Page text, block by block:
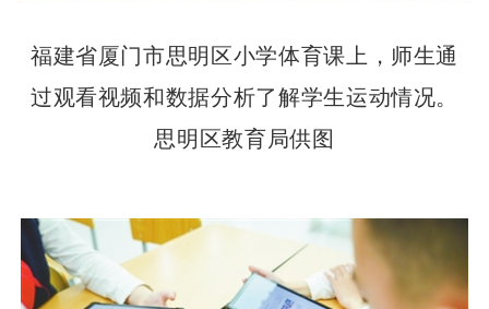
福建省厦门市思明区小学体育课上，师生通
过观看视频和数据分析了解学生运动情况。
思明区教育局供图